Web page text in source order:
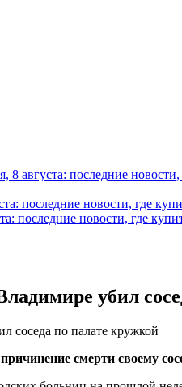
8 августа: последние
последние новости, где
последние новости, где
убил
соседа по палате кружкой
смерти своему